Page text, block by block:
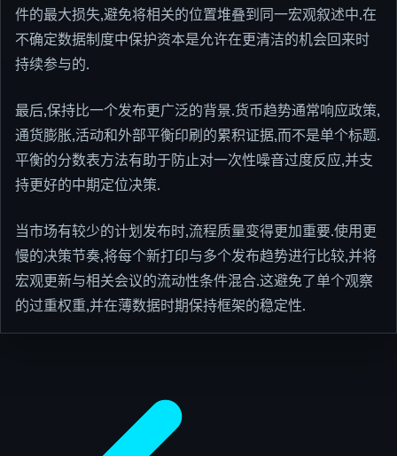
件的最大损失,避免将相关的位置堆叠到同一宏观叙述中.在
不确定数据制度中保护资本是允许在更清洁的机会回来时
持续参与的.
最后,保持比一个发布更广泛的背景.货币趋势通常响应政策,
通货膨胀,活动和外部平衡印刷的累积证据,而不是单个标题.
平衡的分数表方法有助于防止对一次性噪音过度反应,并支
持更好的中期定位决策.
当市场有较少的计划发布时,流程质量变得更加重要.使用更
慢的决策节奏,将每个新打印与多个发布趋势进行比较,并将
宏观更新与相关会议的流动性条件混合.这避免了单个观察
的过重权重,并在薄数据时期保持框架的稳定性.